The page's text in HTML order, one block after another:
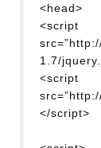
<head>
<script
1.7/
<script
</script>